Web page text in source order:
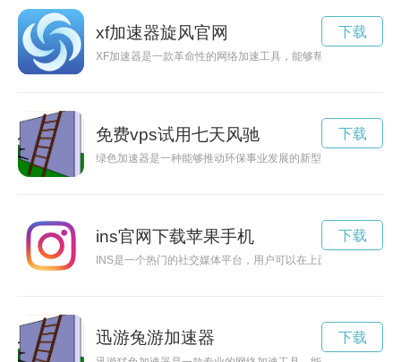
xf加速器旋风官网
XF加速器是一款革命性的网络加速工具，能够帮助用户实现更
下载
免费vps试用七天风驰
绿色加速器是一种能够推动环保事业发展的新型科技。通过创
下载
ins官网下载苹果手机
INS是一个热门的社交媒体平台，用户可以在上面分享生活点
下载
迅游兔游加速器 下载